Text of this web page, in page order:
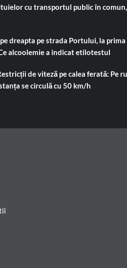
cu transportul public în comun,
dreapta pe strada Portului, la prima
alcoolemie a indicat etilotestul
de viteză pe calea ferată: Pe
se circulă cu 50 km/h